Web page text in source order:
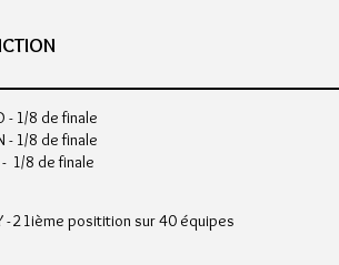
- 1/8 de finale
- 1/8 de finale
- 1/8 de finale
- 21ième positition sur 40 équipes